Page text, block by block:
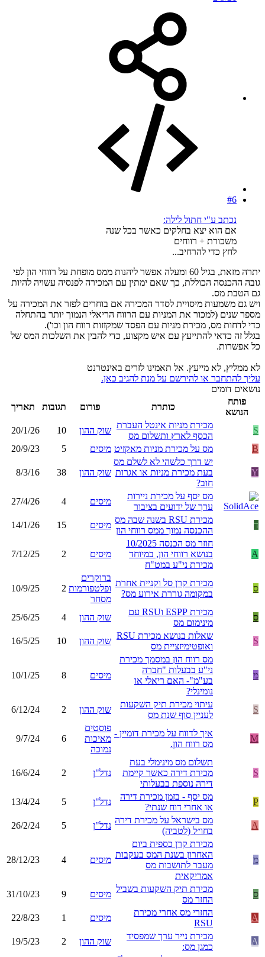
#6
נכתב ע"י חתול לילה:
אם הוא יצא בחלקים כאשר בכל שנה
משכורת + רווחים
לחץ כדי להרחיב...
יתרה מזאת, בגיל 60 ומעלה אפשר ליהנות ממס מופחת על רווחי הון לפי
גובה ההכנסה הכוללת, כך שאם ימתין עם המכירה לפנסיה עשויה להיות
גם הטבת מס.
ויש גם משמעות מיסויית לסדר המכירה אם בוחרים לפזר את המכירה על
מספר שנים (למכור את המניות עם הרווח הריאלי הנמוך יותר בהתחלה
כדי לדחות מס, מכירת מניות עם הפסד שמקזזות רווח הון וכו').
בגלל זה כדאי להתייעץ עם איש מקצוע, כדי להבין את השלכות המס של
כל אפשרות.
לא ממליץ, לא מייעץ. אל תאמינו לזרים באינטרנט
עליך להתחבר או להירשם על מנת להגיב כאן.
נושאים דומים
פותח
הנושא
כותרת פורום תגובות תאריך
S
מכירת מניות אינטל העברת
הכסף לארץ ותשלום מס
שוק ההון 10
20/1/26
B
מס על מכירת מניות מאקזיט מיסים 5
20/9/23
Y
יש דרך כלשהי לא לשלם מס
בעת מכירת מניות או אגרות
חוב?
שוק ההון 38
8/3/16
מס יסף על מכירת ניירות
ערך של ידועים בציבור
מיסים 4
27/4/26
ד
מכירת RSU בשנה שבה מס
ההכנסה נמוך ממס רווחי הון
מיסים 15
14/1/26
A
חוזר מס הכנסה 10/2025
בנושא רווחי הון, במיוחד
מכירת ני"ע במט"ח
מיסים 2
7/12/25
ס
מכירת קרן סל וקניית אחרת
במקומה גוררת אירוע מס?
ברוקרים
ופלטפורמות
מסחר
2
10/9/25
ס
מכירת ESPP וRSU עם
מינימום מס
שוק ההון 4
25/6/25
S
שאלות בנושא מכירת RSU
ואופטימיזציית מס
שוק ההון 10
16/5/25
מ
מס רווח הון במסמך מכירת
ני"ע בבעלות "חברה
בע"מ"- האם ריאלי או
נומינלי?
מיסים 8
10/1/25
S
עיתוי מכירת תיק השקעות
לעניין סוף שנת מס
שוק ההון 2
6/12/24
M
איך לדווח על מכירת דומיין -
מס רווח הון.
פוסטים
מאיכות
נמוכה
6
9/7/24
S
תשלום מס מינימלי בעת
מכירת דירה כאשר קיימת
דירה נוספת בבעלותי
נדל"ן 2
16/6/24
P
מס יסף - בזמן מכירת דירה
או אחרי דוח שנתי?
נדל"ן 5
13/4/24
A
מס בישראל על מכירת דירה
בחו״ל (לטביה)
נדל"ן 5
26/2/24
מ
מכירת קרן כספית ביום
האחרון בשנת המס בעקבות
מעבר לתושבות מס
אמריקאית
מיסים 4
28/12/23
ס
מכירת תיק השקעות בשביל
החזר מס
מיסים 9
31/10/23
A
החזרי מס אחרי מכירת
RSU
מיסים 1
22/8/23
A
מכירת נייר ערך שמפסיד
כמגן מס:
שוק ההון 2
19/5/23